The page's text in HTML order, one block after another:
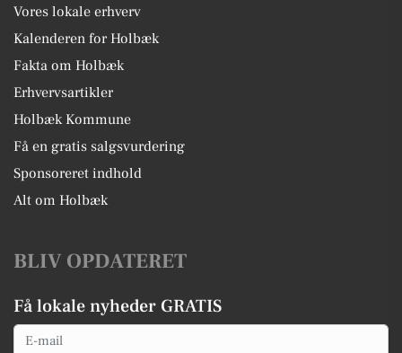
Vores lokale erhverv
Kalenderen for Holbæk
Fakta om Holbæk
Erhvervsartikler
Holbæk Kommune
Få en gratis salgsvurdering
Sponsoreret indhold
Alt om Holbæk
BLIV OPDATERET
Få lokale nyheder GRATIS
Email